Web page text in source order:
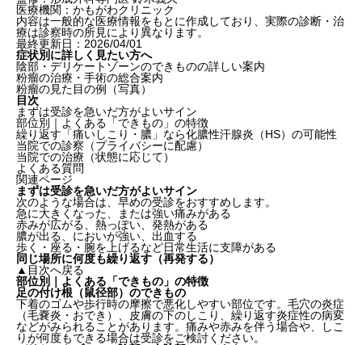
医療機関：かもがわクリニック
内容は一般的な医療情報をもとに作成しており、実際の診断・治
療は診察時の所見により異なります。
最終更新日：2026/04/01
症状別に詳しく見たい方へ
陰部・デリケートゾーンのできものの詳しい案内
粉瘤の治療・手術の総合案内
粉瘤の見た目の例（写真）
目次
まずは受診を急いだ方がよいサイン
部位別｜よくある「できもの」の特徴
繰り返す「痛いしこり・膿」なら化膿性汗腺炎（HS）の可能性
当院での診察（プライバシーに配慮）
当院での治療（状態に応じて）
よくある質問
関連ページ
まずは受診を急いだ方がよいサイン
次のような場合は、早めの受診をおすすめします。
急に大きくなった、または強い痛みがある
赤みが広がる、熱っぽい、発熱がある
膿が出る、においが強い、出血する
歩く・座る・腕を上げるなど日常生活に支障がある
同じ場所に何度も繰り返す（再発する）
▲目次へ戻る
部位別｜よくある「できもの」の特徴
足の付け根（鼠径部）のできもの
下着のゴムや歩行時の摩擦で悪化しやすい部位です。毛穴の炎症
（毛嚢炎・おでき）、皮膚の下のしこり、繰り返す炎症性の病変
などがみられることがあります。痛みや赤みを伴う場合や、しこ
りが何度もできる場合は受診をご検討ください。